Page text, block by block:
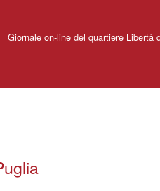
Giornale on-line del quartiere Libertà